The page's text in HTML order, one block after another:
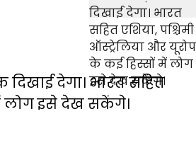
देगा। भारत सहित
लोग इसे देख सकेंगे।